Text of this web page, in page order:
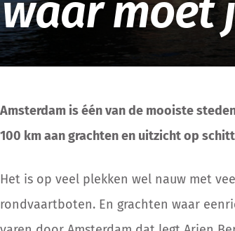
waar moet
Amsterdam is één van de mooiste
100 km aan grachten en uitzicht op
Het is op veel plekken wel nauw met
rondvaartboten. En grachten waar